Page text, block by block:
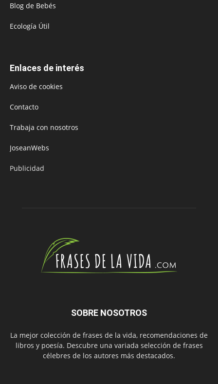
Blog de Bebés
Ecología Útil
Enlaces de interés
Aviso de cookies
Contacto
Trabaja con nosotros
JoseanWebs
Publicidad
SOBRE NOSOTROS
La mejor colección de frases de la vida, recomendaciones de
libros y poesía. Descubre una variada selección de frases
célebres de los autores más destacados.